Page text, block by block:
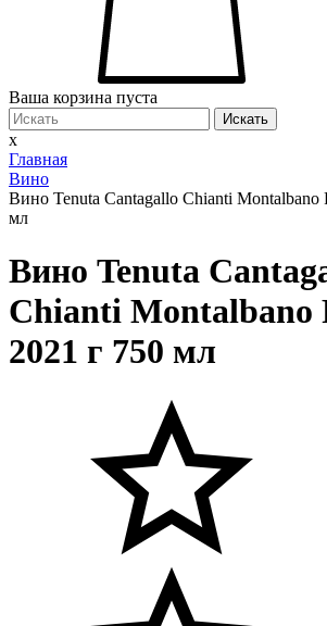
Ваша корзина пуста
Искать
x
Главная
Вино
Вино Tenuta Cantagallo Chianti Montalbano
мл
Вино Tenuta
Chianti Montalbano
2021 г 750 мл